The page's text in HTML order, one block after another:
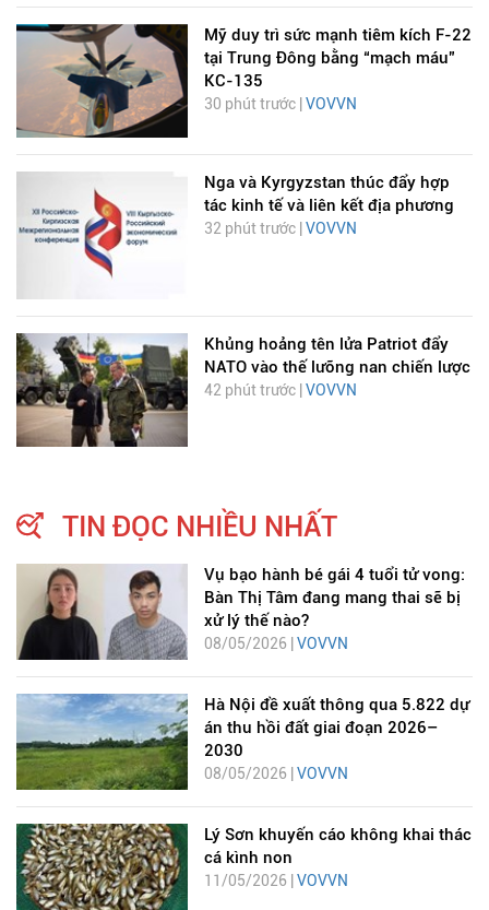
Mỹ duy trì sức mạnh tiêm kích F-22
tại Trung Đông bằng “mạch máu”
KC-135
30 phút trước | VOVVN
Nga và Kyrgyzstan thúc đẩy hợp
tác kinh tế và liên kết địa phương
32 phút trước | VOVVN
Khủng hoảng tên lửa Patriot đẩy
NATO vào thế lưỡng nan chiến lược
42 phút trước | VOVVN
TIN ĐỌC NHIỀU NHẤT
Vụ bạo hành bé gái 4 tuổi tử vong:
Bàn Thị Tâm đang mang thai sẽ bị
xử lý thế nào?
08/05/2026 | VOVVN
Hà Nội đề xuất thông qua 5.822 dự
án thu hồi đất giai đoạn 2026–
2030
08/05/2026 | VOVVN
Lý Sơn khuyến cáo không khai thác
cá kình non
11/05/2026 | VOVVN